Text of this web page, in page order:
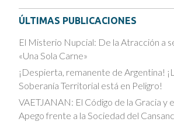
ÚLTIMAS PUBLICACIONES
El Misterio Nupcial: De la Atracción a
«Una Sola Carne»
¡Despierta, remanente de Argentina!
Soberanía Territorial está en Peligro!
VAETJANAN: El Código de la Gracia y
Apego frente a la Sociedad del